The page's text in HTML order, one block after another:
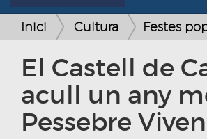
Inici Cultura Festes
El Castell de
acull un any
Pessebre